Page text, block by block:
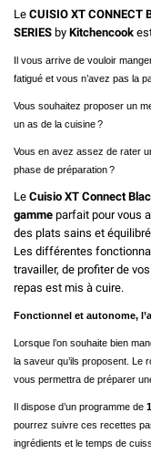
Le CUISIO XT CONNECT
SERIES by Kitchencook
Il vous arrive de vouloir
fatigué et vous n’avez pas la
Vous souhaitez proposer un
un as de la cuisine?
Vous en avez assez de rater
phase de préparation?
Le Cuisio XT Connect
gamme parfait pour vous
des plats sains et
Les différentes
travailler, de profiter de
repas est mis à cuire.
Fonctionnel et autonome,
Lorsque l’on souhaite bien
la saveur qu’ils proposent. Le
vous permettra de préparer
Il dispose d’un programme de
pourrez suivre ces recettes
ingrédients et le temps de